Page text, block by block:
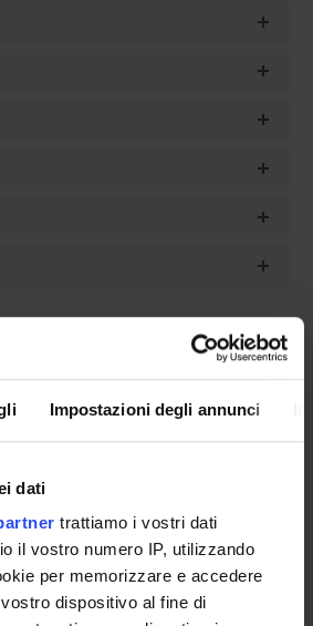
Impostazioni degli annunci
dati
trattiamo i vostri dati
il vostro numero IP, utilizzando
per memorizzare e accedere
dispositivo al fine di
OFFICES
OFFICES